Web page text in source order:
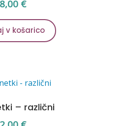
8,00 €
v košarico
– različni